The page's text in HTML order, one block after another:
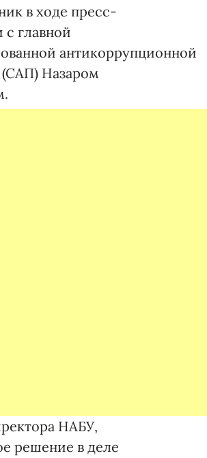
в ходе пресс-
главной
антикоррупционной
Назаром
НАБУ,
решение в деле